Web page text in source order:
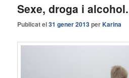
Sexe, droga i alcohol.
Publicat el31 gener 2013perKarina